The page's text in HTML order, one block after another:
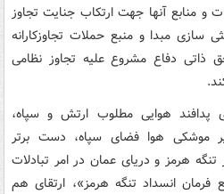
و منابع آنها جهت ارتکاب جنایت تجاوز
سازی مبدا و منبع حملات تجاوزکارانه
ذاتی دفاع مشروع علیه تجاوز نظامی
پدافند هوایی مطلوب ارتش و سپاه،
موشکی هوا فضای سپاه، دست برتر
هرمز و دریای عمان در امر تبادلات
انسداد تنگه هرمز»، ارتقای هم